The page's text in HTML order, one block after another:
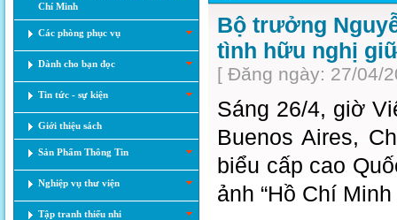
Chí Minh
Các phòng phục vụ
Dành cho bạn đọc
Tin tức - sự kiện
Giới thiệu sách
Sản Phẩm Thông Tin
Nghiệp vụ thư viện
Tập tranh thiếu nhi
Bộ trưởng
tình hữu nghị
[ Đăng ngày: 27/04/
Sáng 26/4, giờ
Buenos Aires,
biểu cấp cao
ảnh “Hồ Chí